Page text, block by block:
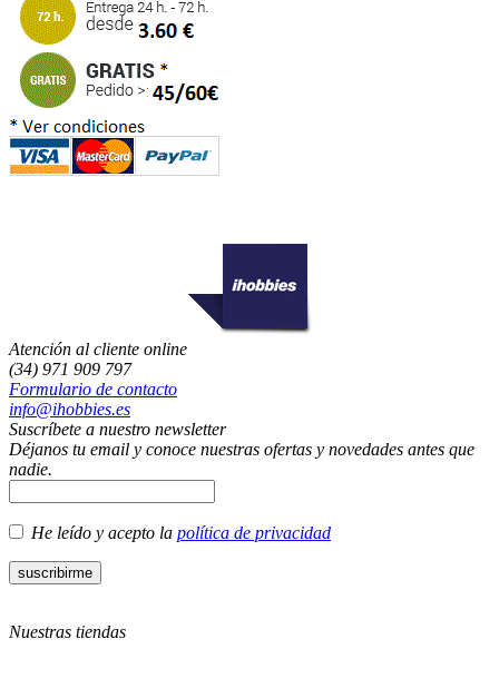
Atención al cliente online
(34) 971 909 797
Formulario de contacto
info@ihobbies.es
Suscríbete a nuestro newsletter
Déjanos tu email y conoce nuestras ofertas y novedades antes que
nadie.
He leído y acepto la política de privacidad
Nuestras tiendas